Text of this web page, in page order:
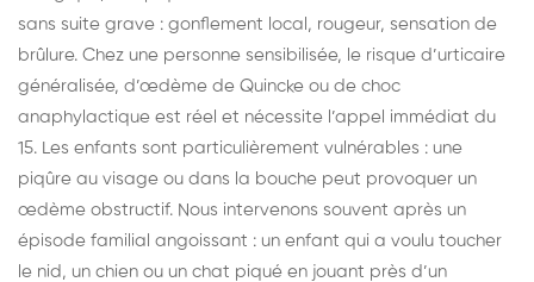
sans suite grave : gonflement local, rougeur, sensation de
brûlure. Chez une personne sensibilisée, le risque d’urticaire
généralisée, d’œdème de Quincke ou de choc
anaphylactique est réel et nécessite l’appel immédiat du
15. Les enfants sont particulièrement vulnérables : une
piqûre au visage ou dans la bouche peut provoquer un
œdème obstructif. Nous intervenons souvent après un
épisode familial angoissant : un enfant qui a voulu toucher
le nid, un chien ou un chat piqué en jouant près d’un